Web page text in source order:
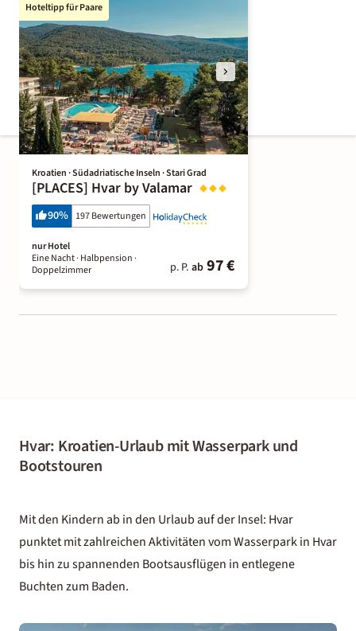
Hoteltipp für Paare
Kroatien · Südadriatische Inseln · Stari Grad
[PLACES] Hvar by Valamar
90% 197 Bewertungen
nur Hotel
Eine Nacht· Halbpension·
Doppelzimmer
p. P. ab 97 €
Hvar: Kroatien-Urlaub mit Wasserpark und
Bootstouren
Mit den Kindern ab in den Urlaub auf der Insel: Hvar
punktet mit zahlreichen Aktivitäten vom Wasserpark in Hvar
bis hin zu spannenden Bootsausflügen in entlegene
Buchten zum Baden.